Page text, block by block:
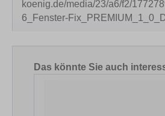
koenig.de/media/23/a6/f2/
6_Fenster-
Produktgalerie
Das könnte Sie auch